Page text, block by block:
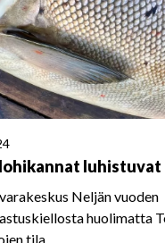
luhistuvat
Neljän vuoden
huolimatta
tila...